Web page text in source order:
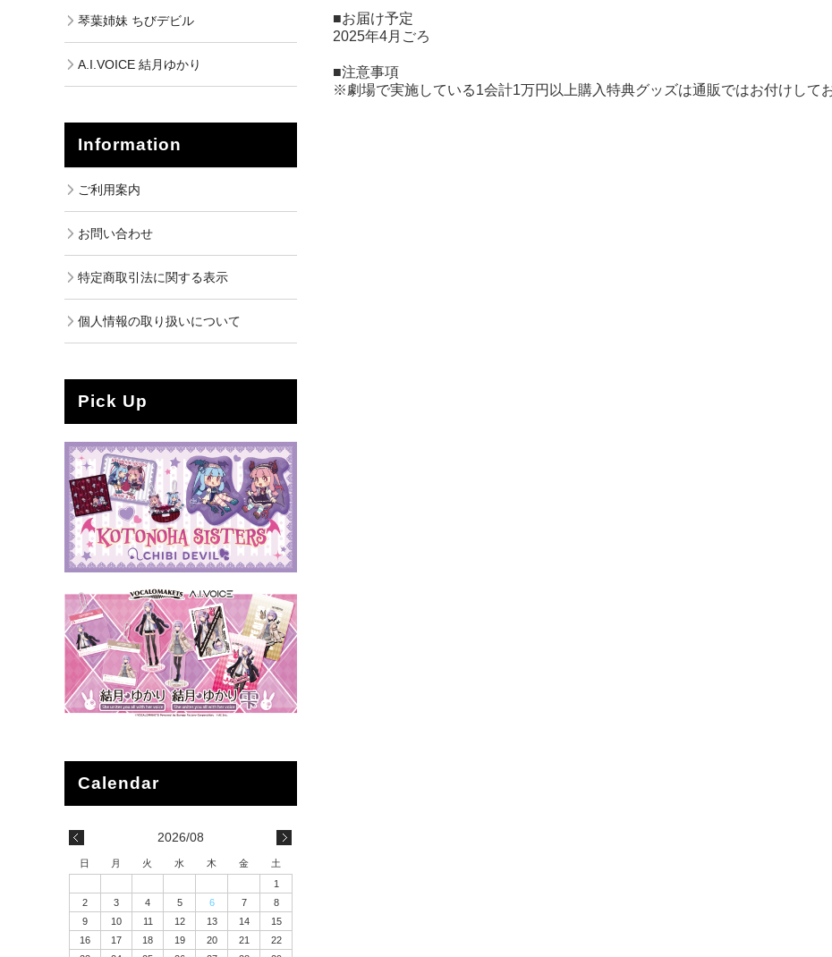
■お届け予定
2025年4月ごろ
■注意事項
※劇場で実施している1会計1万円以上購入特典グッズは通販ではお付けして
琴葉姉妹 ちびデビル
A.I.VOICE 結月ゆかり
Information
ご利用案内
お問い合わせ
特定商取引法に関する表示
個人情報の取り扱いについて
Pick Up
2026/08
日 月 火 水 木 金
土
1
2
3 4 5 6 7
8
9
10 11 12 13 14
15
16
17 18 19 20 21
22